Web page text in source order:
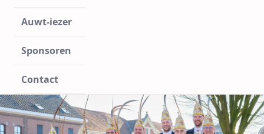
Auwt-iezer
Sponsoren
Contact